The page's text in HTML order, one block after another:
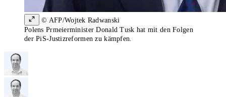
© AFP/Wojtek Radwanski
Polens Prmeierminister Donald Tusk hat mit den Folgen
der PiS-Justizreformen zu kämpfen.